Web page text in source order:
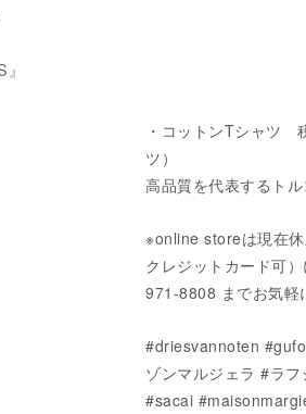
・コットンTシャツ
ツ）
高品質を代表するト
※online storeは現在
クレジットカード可
971-8808 までお気軽
#driesvannoten
ゾンマルジェラ #ラ
#sacai